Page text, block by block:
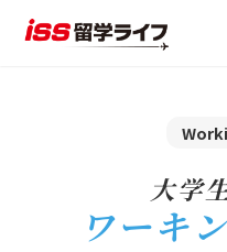
大学
ワーキ